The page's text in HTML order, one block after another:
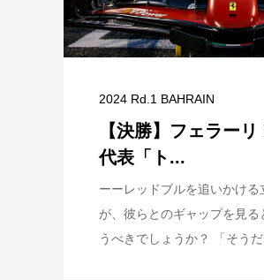
2024 Rd.1 BAHRAIN
【決勝】フェラー
代表「ト...
ーーレッドブルを追いかける
が、彼らとのギャップを見
うべきでしょうか？ 「そうだ